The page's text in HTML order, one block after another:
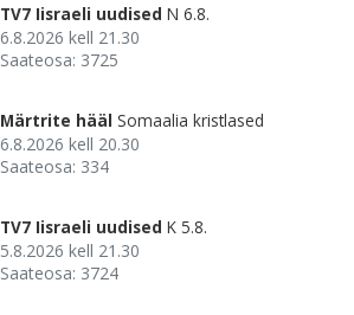
TV7 Iisraeli uudised N 6.8.
6.8.2026 kell 21.30
Saateosa: 3725
Märtrite hääl Somaalia kristlased
6.8.2026 kell 20.30
Saateosa: 334
TV7 Iisraeli uudised K 5.8.
5.8.2026 kell 21.30
Saateosa: 3724